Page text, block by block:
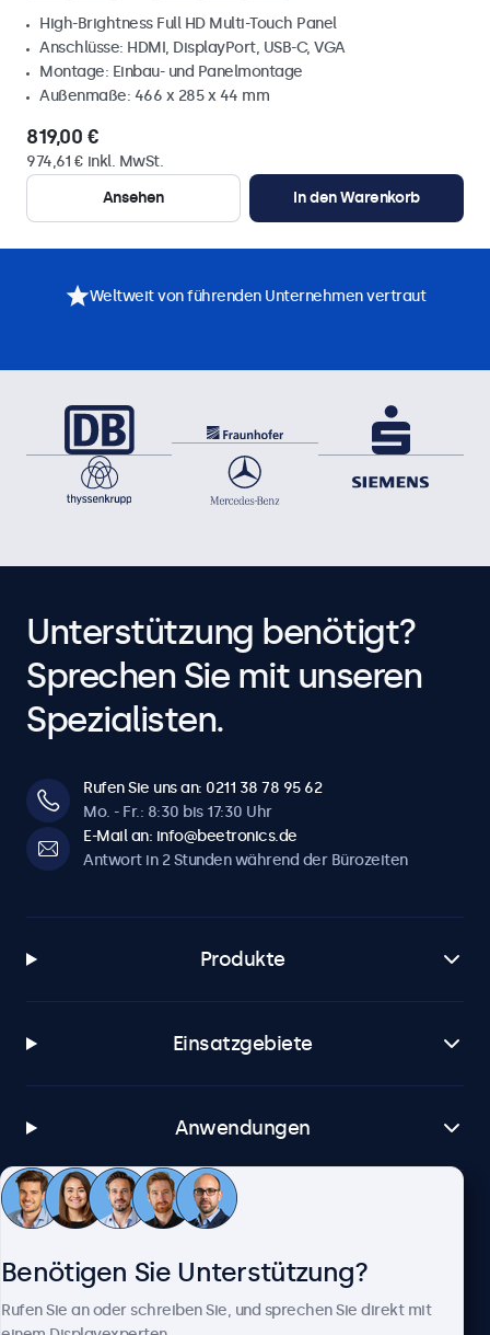
High-Brightness Full HD Multi-Touch Panel
Anschlüsse: HDMI, DisplayPort, USB-C, VGA
Montage: Einbau- und Panelmontage
Außenmaße: 466 x 285 x 44 mm
819,00 €
974,61 € inkl. MwSt.
Ansehen
In den Warenkorb
Weltweit von führenden Unternehmen vertraut
Unterstützung benötigt?
Sprechen Sie mit unseren
Spezialisten.
Rufen Sie uns an: 0211 38 78 95 62
Mo. - Fr.: 8:30 bis 17:30 Uhr
E-Mail an: info@beetronics.de
Antwort in 2 Stunden während der Bürozeiten
Produkte
Einsatzgebiete
Anwendungen
Kundenservice
Benötigen Sie Unterstützung?
Rufen Sie an oder schreiben Sie, und sprechen Sie direkt mit